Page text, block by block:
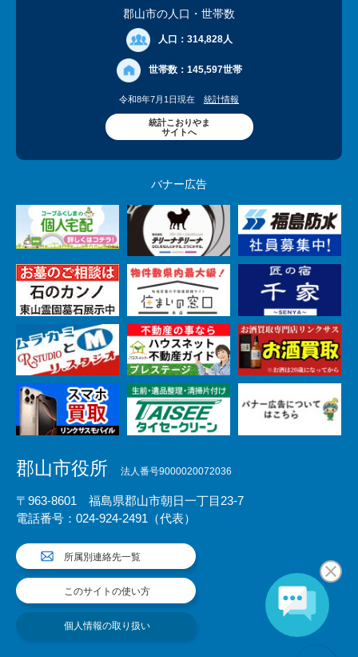
郡山市の人口 ・世帯数
人口： 314,828人
世帯数： 145,597世帯
令和8年7月1日現在 統計情報
統計こおりやま
サイトへ
バナー広告
郡山市役所 法人番号9000020072036
〒963-8601 福島県郡山市朝日一丁目23-7
電話番号：024-924-2491（代表）
所属別連絡先一覧
このサイトの使い方
個人情報の取り扱い